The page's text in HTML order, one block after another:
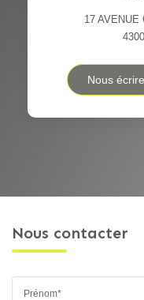
17 AVENUE
Nous écrire
Nous contacter
Prénom*